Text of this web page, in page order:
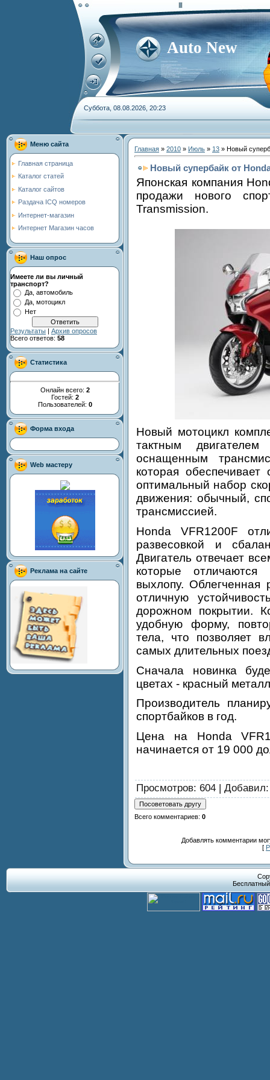
Auto New
Суббота, 08.08.2026, 20:23
Меню сайта
Главная страница
Каталог статей
Каталог сайтов
Раздача ICQ номеров
Интернет-магазин
Интернет Магазин часов
Наш опрос
Имеете ли вы личный
транспорт?
Да, автомобиль
Да, мотоцикл
Нет
Результаты | Архив опросов
Всего ответов: 58
Статистика
Онлайн всего: 2
Гостей: 2
Пользователей: 0
Форма входа
Web мастеру
Реклама на сайте
Главная » 2010 » Июль » 13 » Новый
Новый супербайк от
Японская компания
продажи нового
Transmission.
Новый мотоцикл
тактным
оснащенным
которая
оптимальный набор
движения: обычный,
трансмиссией.
Honda VFR1200F
развесовкой и
Двигатель отвечает
которые
выхлопу. Облегченная
отличную
дорожном покрытии.
удобную форму,
тела, что позволяет
самых длительных
Сначала новинка
цветах - красный
Производитель
спортбайков в год.
Цена на Honda
начинается от 19 000
Просмотров: 604 | Добавил
Всего комментариев: 0
Добавлять комментарии
[